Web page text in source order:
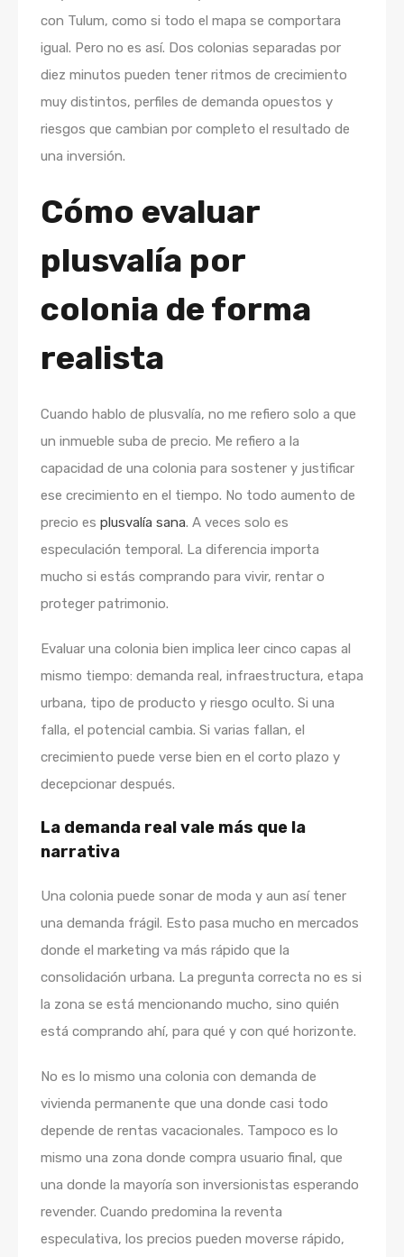
con Tulum, como si todo el mapa se comportara
igual. Pero no es así. Dos colonias separadas por
diez minutos pueden tener ritmos de crecimiento
muy distintos, perfiles de demanda opuestos y
riesgos que cambian por completo el resultado de
una inversión.
Cómo evaluar
plusvalía por
colonia de forma
realista
Cuando hablo de plusvalía, no me refiero solo a que
un inmueble suba de precio. Me refiero a la
capacidad de una colonia para sostener y justificar
ese crecimiento en el tiempo. No todo aumento de
precio es plusvalía sana. A veces solo es
especulación temporal. La diferencia importa
mucho si estás comprando para vivir, rentar o
proteger patrimonio.
Evaluar una colonia bien implica leer cinco capas al
mismo tiempo: demanda real, infraestructura, etapa
urbana, tipo de producto y riesgo oculto. Si una
falla, el potencial cambia. Si varias fallan, el
crecimiento puede verse bien en el corto plazo y
decepcionar después.
La demanda real vale más que la
narrativa
Una colonia puede sonar de moda y aun así tener
una demanda frágil. Esto pasa mucho en mercados
donde el marketing va más rápido que la
consolidación urbana. La pregunta correcta no es si
la zona se está mencionando mucho, sino quién
está comprando ahí, para qué y con qué horizonte.
No es lo mismo una colonia con demanda de
vivienda permanente que una donde casi todo
depende de rentas vacacionales. Tampoco es lo
mismo una zona donde compra usuario final, que
una donde la mayoría son inversionistas esperando
revender. Cuando predomina la reventa
especulativa, los precios pueden moverse rápido,